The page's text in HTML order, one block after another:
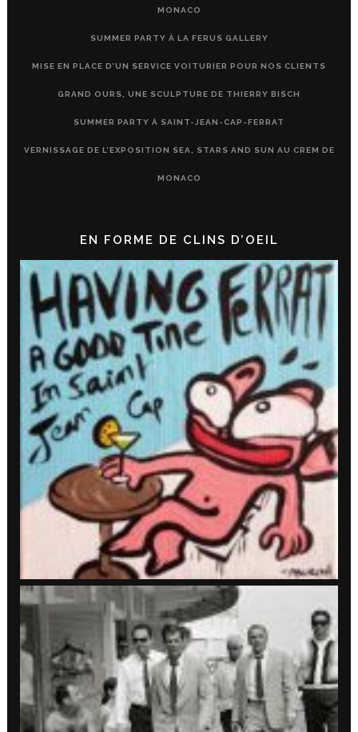
MONACO
SUMMER PARTY À LA FERUS GALLERY
MISE EN PLACE D’UN SERVICE VOITURIER POUR NOS CLIENTS
GRAND OURS, UNE SCULPTURE DE THIERRY BISCH
SUMMER PARTY À SAINT-JEAN-CAP-FERRAT
VERNISSAGE DE L’EXPOSITION SEA, STARS AND SUN AU CREM DE
MONACO
EN FORME DE CLINS D’OEIL